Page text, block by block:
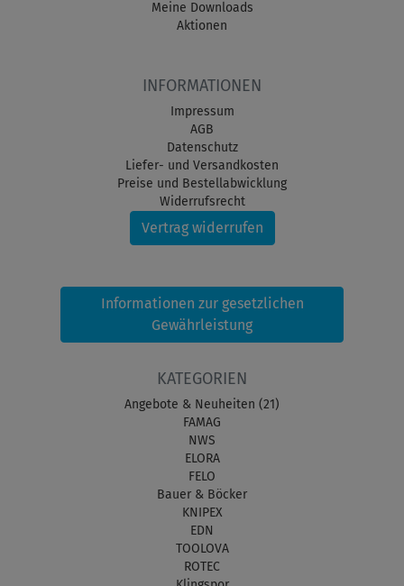
Meine Downloads
Aktionen
INFORMATIONEN
Impressum
AGB
Datenschutz
Liefer- und Versandkosten
Preise und Bestellabwicklung
Widerrufsrecht
Vertrag widerrufen
Informationen zur gesetzlichen
Gewährleistung
KATEGORIEN
Angebote & Neuheiten (21)
FAMAG
NWS
ELORA
FELO
Bauer & Böcker
KNIPEX
EDN
TOOLOVA
ROTEC